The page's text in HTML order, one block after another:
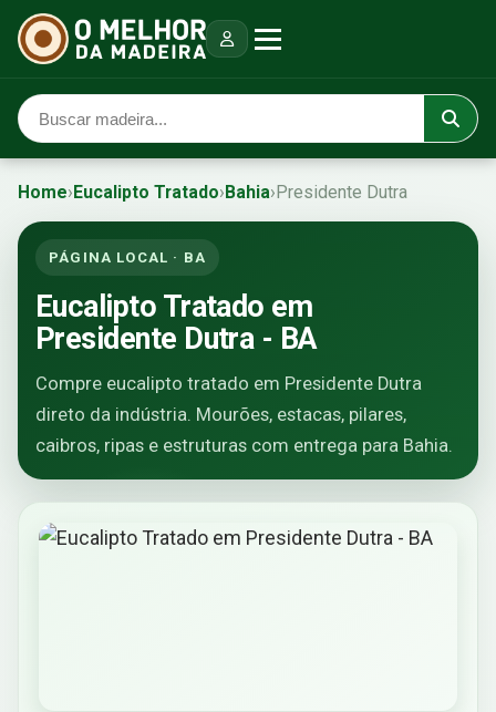
Home›Eucalipto Tratado›Bahia›Presidente Dutra
PÁGINA LOCAL · BA
Eucalipto Tratado em
Presidente Dutra - BA
Compre eucalipto tratado em Presidente Dutra
direto da indústria. Mourões, estacas, pilares,
caibros, ripas e estruturas com entrega para Bahia.